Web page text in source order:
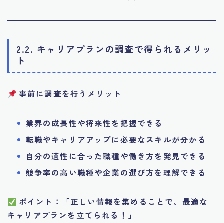
2.2. キャリアプランの調査で得られるメリッ
ト
事前に調査を行うメリット
業界の成長性や将来性を把握できる
転職やキャリアアップに必要なスキルが分かる
自分の適性に合った職種や働き方を発見できる
競争率の高い職種や企業の選び方を理解できる
ポイント：「正しい情報を集めることで、最適な
キャリアプランを立てられる！」